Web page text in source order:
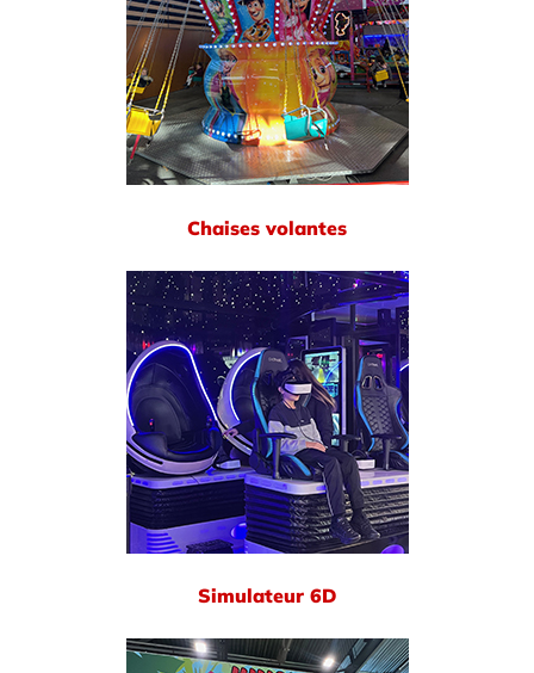
Chaises volantes
Simulateur 6D